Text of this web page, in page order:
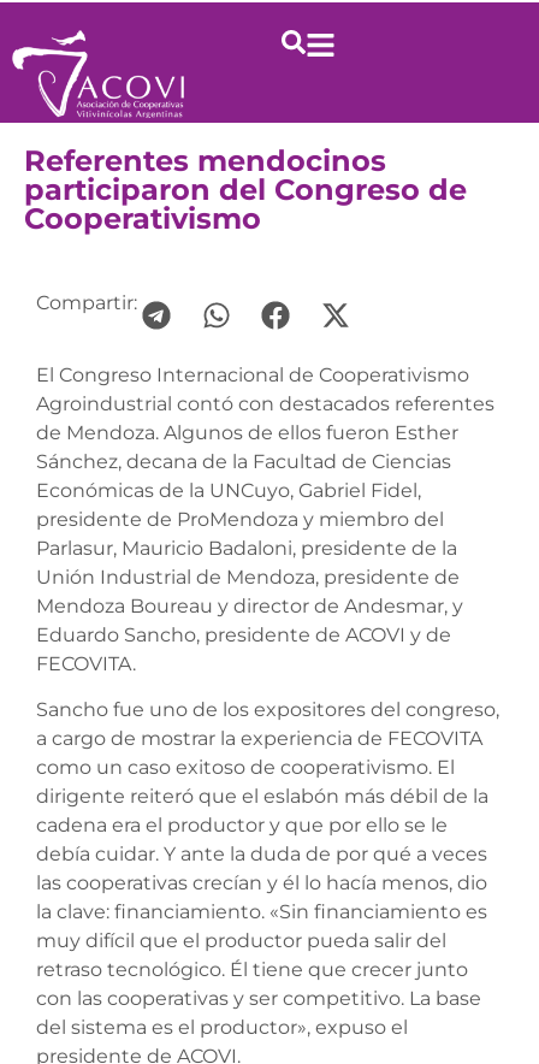
Referentes mendocinos
participaron del Congreso de
Cooperativismo
Compartir:
El Congreso Internacional de Cooperativismo
Agroindustrial contó con destacados referentes
de Mendoza. Algunos de ellos fueron Esther
Sánchez, decana de la Facultad de Ciencias
Económicas de la UNCuyo, Gabriel Fidel,
presidente de ProMendoza y miembro del
Parlasur, Mauricio Badaloni, presidente de la
Unión Industrial de Mendoza, presidente de
Mendoza Boureau y director de Andesmar, y
Eduardo Sancho, presidente de ACOVI y de
FECOVITA.
Sancho fue uno de los expositores del congreso,
a cargo de mostrar la experiencia de FECOVITA
como un caso exitoso de cooperativismo. El
dirigente reiteró que el eslabón más débil de la
cadena era el productor y que por ello se le
debía cuidar. Y ante la duda de por qué a veces
las cooperativas crecían y él lo hacía menos, dio
la clave: financiamiento. «Sin financiamiento es
muy difícil que el productor pueda salir del
retraso tecnológico. Él tiene que crecer junto
con las cooperativas y ser competitivo. La base
del sistema es el productor», expuso el
presidente de ACOVI.